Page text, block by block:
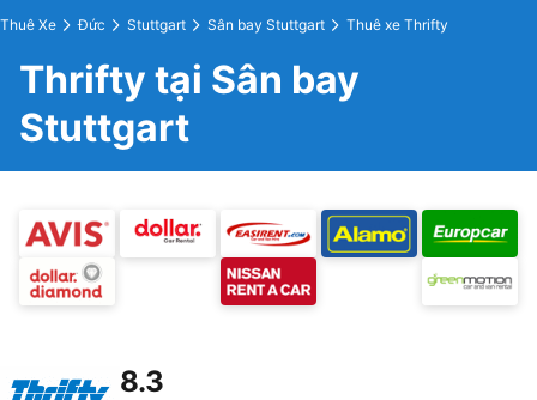
Thuê Xe Đức Stuttgart Sân bay Stuttgart Thuê xe Thrifty
Thrifty tại Sân bay
Stuttgart
8.3